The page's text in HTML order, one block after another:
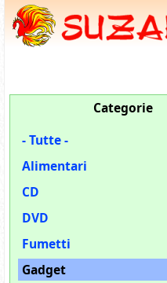
Categorie
- Tutte -
Alimentari
CD
DVD
Fumetti
Gadget